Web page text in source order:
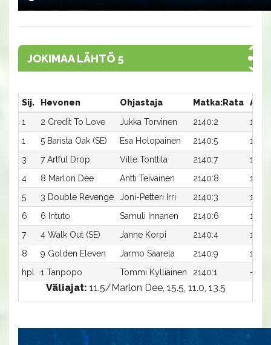
JOKIMAA LÄHTÖ 5
Sij. Hevonen Ohjastaja Matka:Rata
Aika
1
2 Credit To Love Jukka Torvinen 2140:2
13,8a
1
5 Barista Oak (SE) Esa Holopainen 2140:5
13,8a
3
7 Artful Drop Ville Tonttila 2140:7
14,1a
4
8 Marlon Dee Antti Teivainen 2140:8
14,1a
5
3 Double Revenge Joni-Petteri Irri 2140:3
14,2a
6
6 Intuto Samuli Innanen 2140:6
14,3a
7
4 Walk Out (SE) Janne Korpi 2140:4
14,4a
8
9 Golden Eleven Jarmo Saarela 2140:9
14,5a
hpl
1 Tanpopo Tommi Kylliäinen 2140:1 -a
Väliajat: 11.5/Marlon Dee, 15.5, 11.0, 13.5